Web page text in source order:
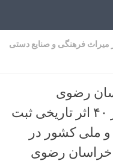
میراث فرهنگی و صنایع دستی
رضوی
شهرستان بجستان با بیش از ۴۰ اثر تاریخی ثبت
ملی کشور در
خراسان رضوی